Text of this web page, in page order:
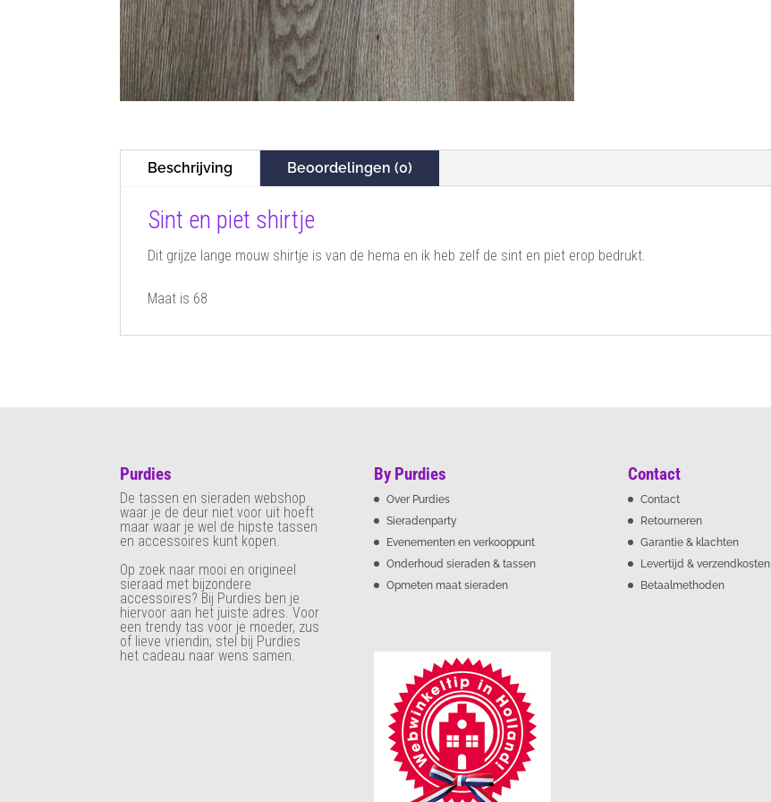
Beschrijving Beoordelingen (0)
Sint en piet shirtje
Dit grijze lange mouw shirtje is van de hema en ik heb zelf de sint en piet erop bedrukt.
Maat is 68
Purdies
De tassen en sieraden webshop
waar je de deur niet voor uit hoeft
maar waar je wel de hipste tassen
en accessoires kunt kopen.
Op zoek naar mooi en origineel
sieraad met bijzondere
accessoires? Bij Purdies ben je
hiervoor aan het juiste adres. Voor
een trendy tas voor je moeder, zus
of lieve vriendin; stel bij Purdies
het cadeau naar wens samen.
By Purdies
Over Purdies
Sieradenparty
Evenementen en verkooppunt
Onderhoud sieraden & tassen
Opmeten maat sieraden
Contact
Contact
Retourneren
Garantie & klachten
Levertijd & verzendkosten
Betaalmethoden